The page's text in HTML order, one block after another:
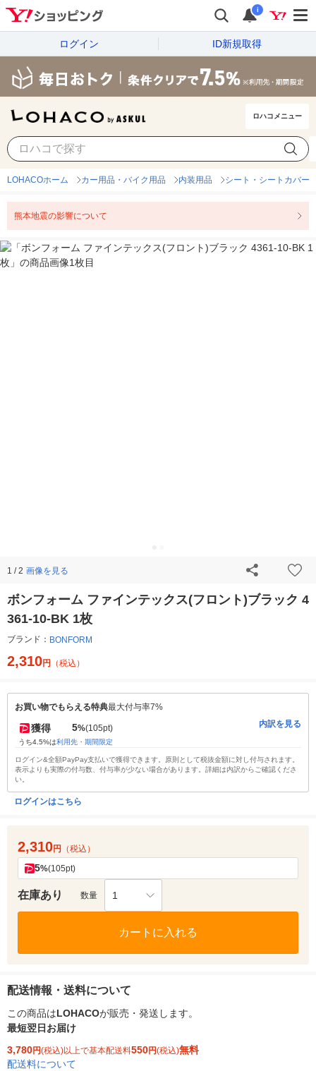
i
ログイン ID新規取得
ロハコメニュー
LOHACOホーム カー用品・バイク用品 内装用品 シート・シートカバー
熊本地震の影響について
1 / 2 画像を見る
ボンフォーム ファインテックス(フロント)ブラック 4
361-10-BK 1枚
ブランド： BONFORM
2,310円 （税込）
お買い物でもらえる特典最大付与率7%
獲得 5%(105pt)
うち4.5%は利用先・期間限定
内訳を見る
ログイン&全額PayPay支払いで獲得できます。原則として税抜金額に対し付与されます。
表示よりも実際の付与数、付与率が少ない場合があります。詳細は内訳からご確認くださ
い。
ログインはこちら
2,310円 （税込）
5%(105pt)
在庫あり 数量 1
カートに入れる
配送情報・送料について
この商品はLOHACOが販売・発送します。
最短翌日お届け
3,780円(税込)以上で基本配送料550円(税込)無料
配送料について